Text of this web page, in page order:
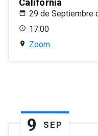
California
29 de Septiembre
17:00
Zoom
9 SEP